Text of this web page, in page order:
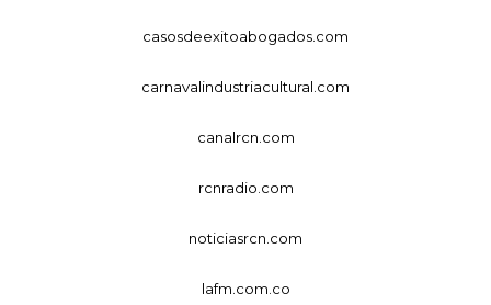
casosdeexitoabogados.com
carnavalindustriacultural.com
canalrcn.com
rcnradio.com
noticiasrcn.com
lafm.com.co